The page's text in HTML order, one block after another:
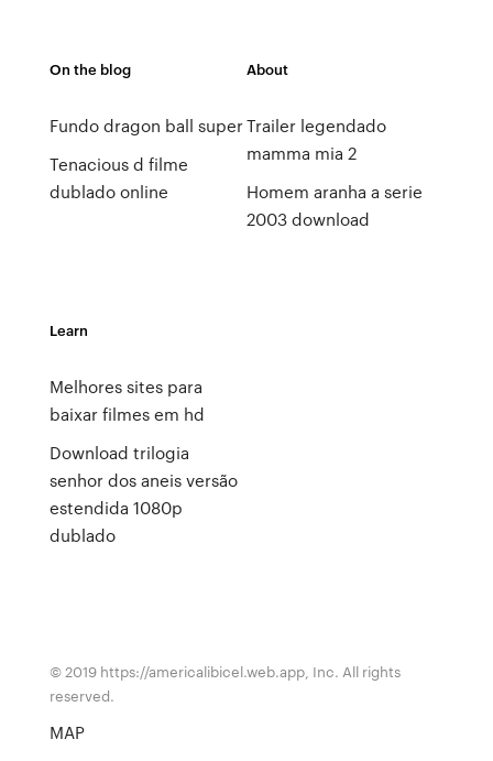
On the blog
Fundo dragon ball super
Tenacious d filme
dublado online
About
Trailer legendado
mamma mia 2
Homem aranha a serie
2003 download
Learn
Melhores sites para
baixar filmes em hd
Download trilogia
senhor dos aneis versão
estendida 1080p
dublado
© 2019 https://americalibicel.web.app, Inc. All rights
reserved.
MAP